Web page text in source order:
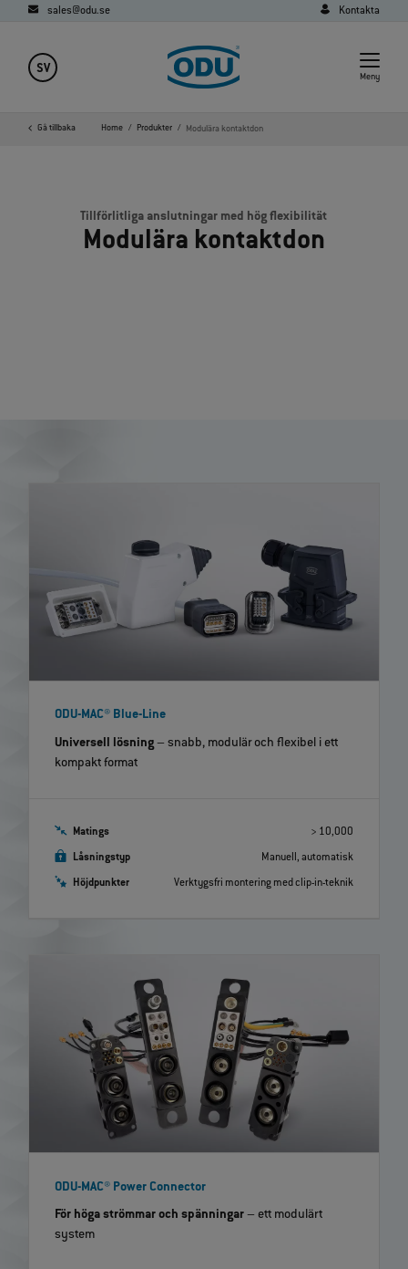
sales@odu.se Kontakta
SV
Meny
Gå tillbaka Home Produkter Modulära kontaktdon
Tillförlitliga anslutningar med hög flexibilität
Modulära kontaktdon
ODU-MAC® Blue-Line
Universell lösning– snabb, modulär och flexibel i ett
kompakt format
Matings > 10,000
Låsningstyp Manuell, automatisk
Höjdpunkter Verktygsfri montering med clip-in-teknik
ODU-MAC® Power Connector
För höga strömmar och spänningar– ett modulärt
system